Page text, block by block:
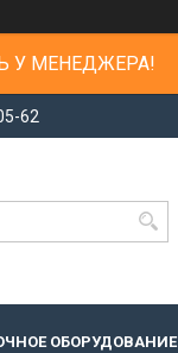
У МЕНЕДЖЕРА!
62
ОБОРУДОВАНИЕ